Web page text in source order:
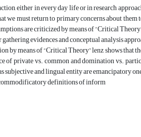
either in every day life or in research
we must return to primary concerns about
are criticized by means of “Critical
evidences and conceptual analysis
means of “Critical Theory” lenz shows that
private vs. common and domination vs.
and lingual entity are emancipatory
definitions of inform